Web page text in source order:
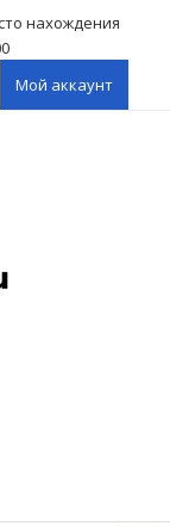
нахождения
Мой аккаунт